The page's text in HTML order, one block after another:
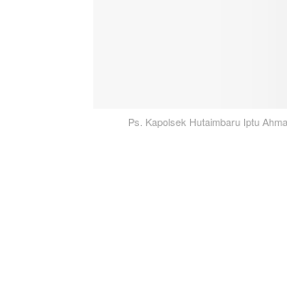
Ps. Kapolsek Hutaimbaru Iptu